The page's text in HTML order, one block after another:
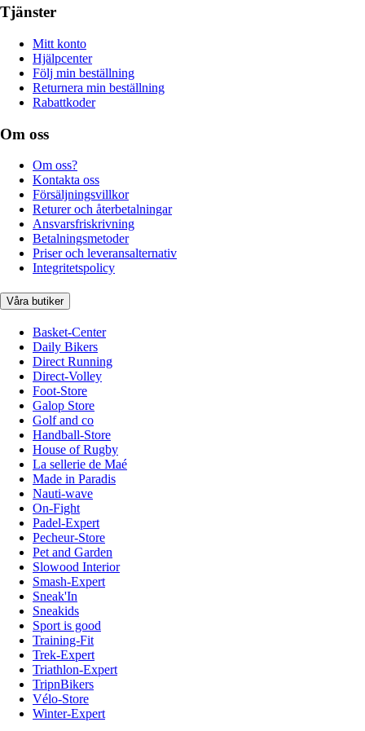
Tjänster
Mitt konto
Hjälpcenter
Följ min beställning
Returnera min beställning
Rabattkoder
Om oss
Om oss?
Kontakta oss
Försäljningsvillkor
Returer och återbetalningar
Ansvarsfriskrivning
Betalningsmetoder
Priser och leveransalternativ
Integritetspolicy
Våra butiker
Basket-Center
Daily Bikers
Direct Running
Direct-Volley
Foot-Store
Galop Store
Golf and co
Handball-Store
House of Rugby
La sellerie de Maé
Made in Paradis
Nauti-wave
On-Fight
Padel-Expert
Pecheur-Store
Pet and Garden
Slowood Interior
Smash-Expert
Sneak'In
Sneakids
Sport is good
Training-Fit
Trek-Expert
Triathlon-Expert
TripnBikers
Vélo-Store
Winter-Expert